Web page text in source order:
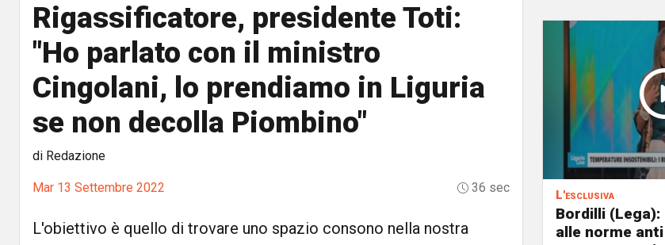
Rigassificatore, presidente Toti:
"Ho parlato con il ministro
Cingolani, lo prendiamo in Liguria
se non decolla Piombino"
di Redazione
Mar 13 Settembre 2022 36 sec
L'obiettivo è quello di trovare uno spazio consono nella nostra
L'esclusiva
Bordilli
alle norme